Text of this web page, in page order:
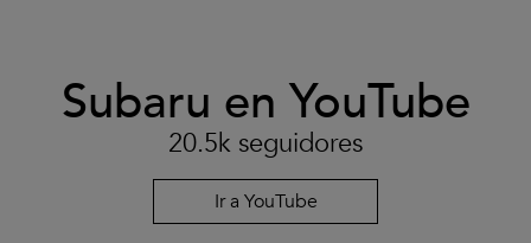
Subaru en YouTube
20.5k seguidores
Ir a YouTube
aceptar